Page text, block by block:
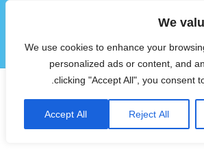
We
We use cookies to enhance your
personalized ads or content, and
clicking "Accept All", you consent
Reject All
Accept All
תפריטים
ווידג'טים
הרודס בוטיק –